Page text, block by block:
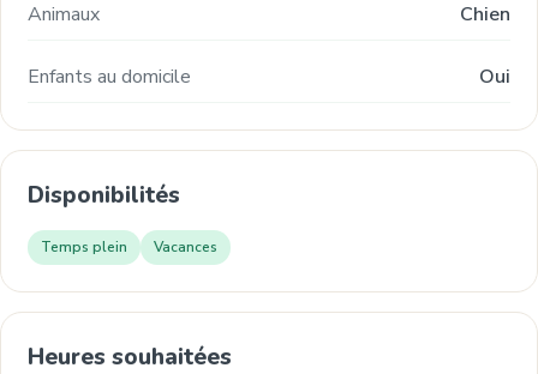
Animaux Chien
Enfants au domicile Oui
Disponibilités
Temps plein Vacances
Heures souhaitées